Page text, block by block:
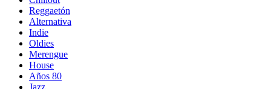
Reggaetón
Alternativa
Indie
Oldies
Merengue
House
Años 80